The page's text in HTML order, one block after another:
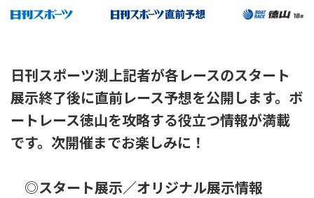
日刊スポーツ渕上記者が各レースのスタート
展示終了後に直前レース予想を公開します。ボ
ートレース徳山を攻略する役立つ情報が満載
です。次開催までお楽しみに！
◎スタート展示／オリジナル展示情報